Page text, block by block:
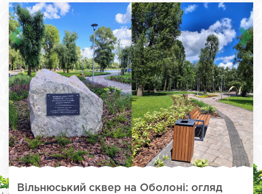
Вільнюський сквер на Оболоні: огляд